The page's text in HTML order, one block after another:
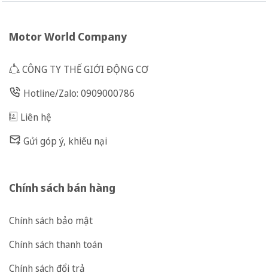
Motor World Company
CÔNG TY THẾ GIỚI ĐỘNG CƠ
Hotline/Zalo: 0909000786
Liên hệ
Gửi góp ý, khiếu nại
Chính sách bán hàng
Chính sách bảo mật
Chính sách thanh toán
Chính sách đổi trả